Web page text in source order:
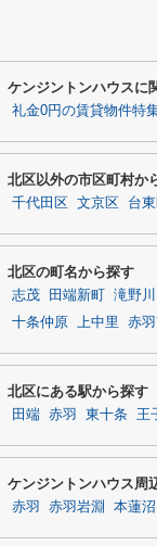
ケンジントンハウスに
礼金0円の賃貸物件特
北区以外の市区町村か
千代田区 文京区 台
北区の町名から探す
志茂 田端新町 滝野川
十条仲原
上中里 赤
北区にある駅から探す
田端 赤羽 東十条 王
ケンジントンハウス周
赤羽 赤羽岩淵 本蓮沼